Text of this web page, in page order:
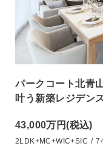
パークコート北青
叶う新築レジデン
43,000万円(税込)
2LDK+MC+WIC+SIC /